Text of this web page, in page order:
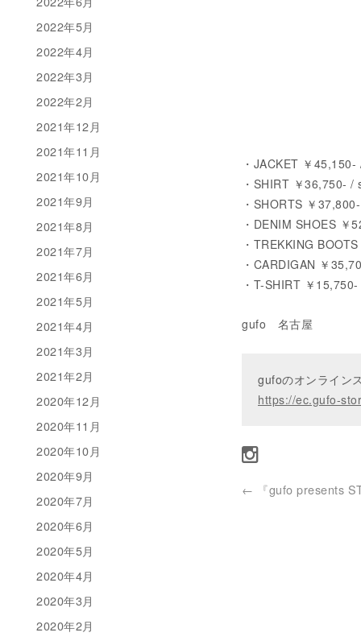
・JACKET ￥
・SHIRT ￥36,750- /
・SHORTS ￥
・DENIM SHOES ￥
・TREKKING
・CARDIGAN ￥
・T-SHIRT ￥
gufo 名古屋
gufoのオンライン
https://ec.gufo-
← 『gufo presents
2022年5月
2022年4月
2022年3月
2022年2月
2021年12月
2021年11月
2021年10月
2021年9月
2021年8月
2021年7月
2021年6月
2021年5月
2021年4月
2021年3月
2021年2月
2020年12月
2020年11月
2020年10月
2020年9月
2020年7月
2020年6月
2020年5月
2020年4月
2020年3月
2020年2月